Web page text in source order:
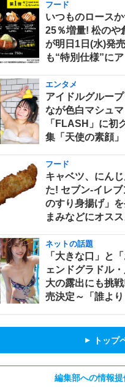
フード
いつものロース
25％増量! 松のや
が明日1日(水)発
も“特別仕様”に
エンタメ
アイドルグルー
なが色白マシュ
「FLASH」に初
集「天使の素顔
フード
キャベツ、にん
た! セブン‐イレ
のすり身揚げ」
まみなどにオスス
ネットの話題
「大きな口」と
ェンドグラドル
大の露出にも挑
売決定～「誰よ
▲ トップ
編集部への情報